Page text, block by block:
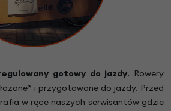
gotowy do jazdy. Rowery
i przygotowane do jazdy. Przed
w ręce naszych serwisantów gdzie